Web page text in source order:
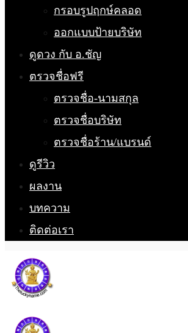
กรอบรูปฤกษ์คลอด
ออกแบบป้ายบริษัท
ดูดวง กับ อ.ชัญ
ตรวจชื่อฟรี
ตรวจชื่อ-นามสกุล
ตรวจชื่อบริษัท
ตรวจชื่อร้าน/แบรนด์
ดูรีวิว
ผลงาน
บทความ
ติดต่อเรา